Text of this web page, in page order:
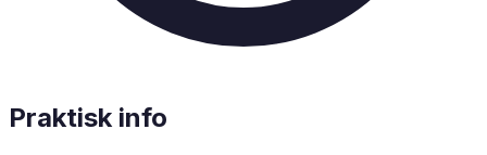
Praktisk info